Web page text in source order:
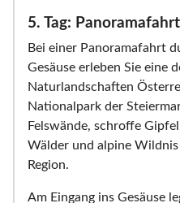
5. Tag:
Bei einer Panoramafahrt
Gesäuse erleben Sie eine
Naturlandschaften
Nationalpark der
Felswände, schroffe
Wälder und alpine
Region.
Am Eingang ins Gesäuse